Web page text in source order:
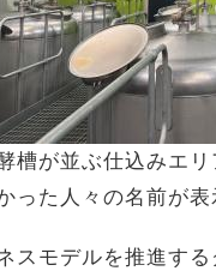
が並ぶ仕込みエリ
った人々の名前が
スモデルを推進す